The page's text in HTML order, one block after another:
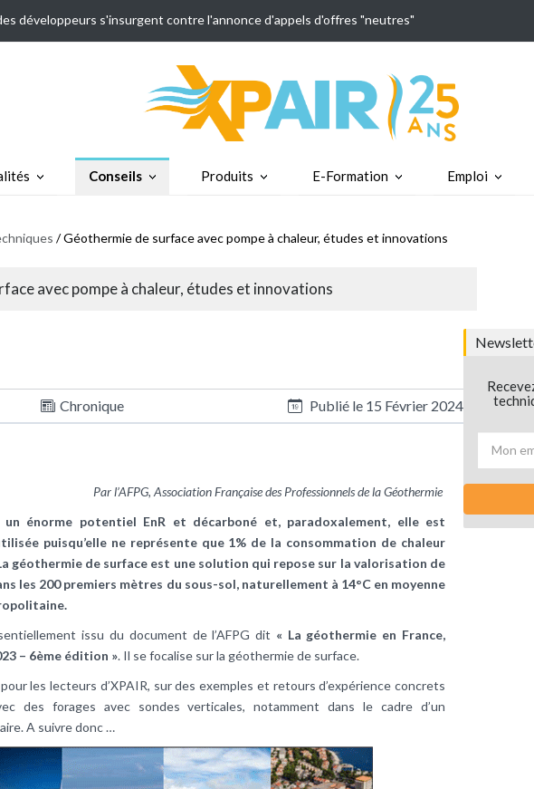
développeurs s'insurgent contre l'annonce d'appels d'offres "neutres"
Conseils Produits E-Formation Emploi
/ Géothermie de surface avec pompe à chaleur, études et innovations
avec pompe à chaleur, études et innovations
Chronique Publié le 15 Février 2024
Par l’AFPG, Association Française des Professionnels de la Géothermie
un énorme potentiel EnR et décarboné et, paradoxalement, elle est
puisqu’elle ne représente que 1% de la consommation de chaleur
géothermie de surface est une solution qui repose sur la valorisation de
les 200 premiers mètres du sous-sol, naturellement à 14°C en moyenne
issu du document de l’AFPG dit « La géothermie en France,
– 6ème édition ». Il se focalise sur la géothermie de surface.
les lecteurs d’XPAIR, sur des exemples et retours d’expérience concrets
des forages avec sondes verticales, notamment dans le cadre d’un
A suivre donc …